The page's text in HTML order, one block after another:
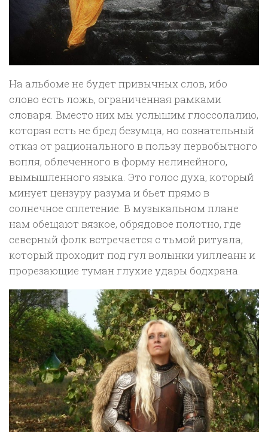
На альбоме не будет привычных слов, ибо
слово есть ложь, ограниченная рамками
словаря. Вместо них мы услышим глоссолалию,
которая есть не бред безумца, но сознательный
отказ от рационального в пользу первобытного
вопля, облеченного в форму нелинейного,
вымышленного языка. Это голос духа, который
минует цензуру разума и бьет прямо в
солнечное сплетение. В музыкальном плане
нам обещают вязкое, обрядовое полотно, где
северный фолк встречается с тьмой ритуала,
который проходит под гул волынки уиллеанн и
прорезающие туман глухие удары бодхрана.